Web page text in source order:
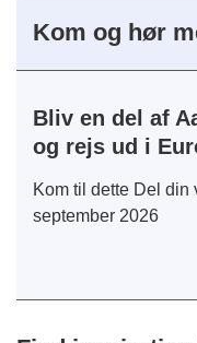
Kom og hør
Bliv en del af
og rejs ud i
Kom til dette Del din
september 2026